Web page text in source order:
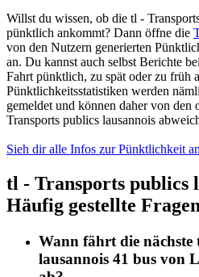
Willst du wissen, ob die tl -
pünktlich ankommt? Dann öffne die
von den Nutzern generierten
an. Du kannst auch selbst Berichte
Fahrt pünktlich, zu spät oder zu früh
Pünktlichkeitsstatistiken werden
gemeldet und können daher von
Transports publics lausannois
Sieh dir alle Infos zur Pünktlichkeit
tl - Transports publics
Häufig gestellte Fragen
Wann fährt die
lausannois 41 bus von